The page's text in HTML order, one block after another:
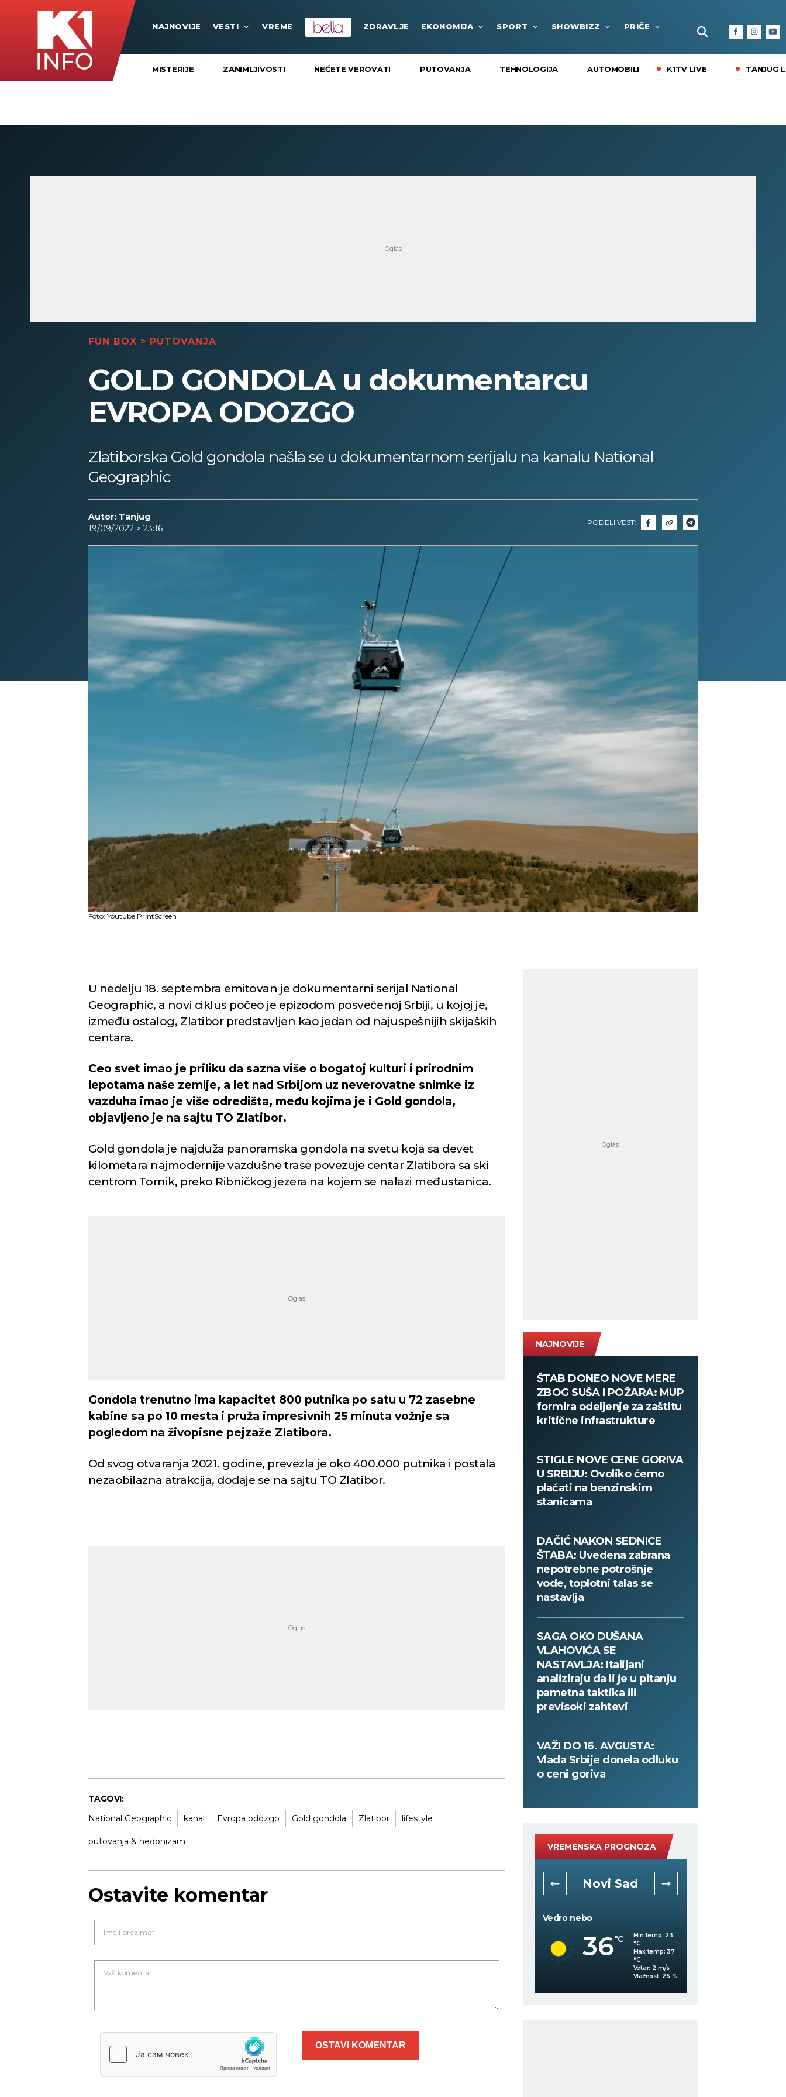
NAJNOVIJE VESTI VREME ZDRAVLJE EKONOMIJA SPORT SHOWBIZZ PRIČE FUN BOX KULTURA I
MISTERIJE ZANIMLJIVOSTI NEĆETE VEROVATI PUTOVANJA TEHNOLOGIJA AUTOMOBILI K1TV LIVE TANJUG
FUN BOX > PUTOVANJA
GOLD GONDOLA u dokumentarcu
EVROPA ODOZGO
Zlatiborska Gold gondola našla se u dokumentarnom serijalu na kanalu National
Geographic
Autor: Tanjug
19/09/2022 > 23:16
PODELI VEST:
Foto: Youtube PrintScreen
U nedelju 18. septembra emitovan je dokumentarni serijal National
Geographic, a novi ciklus počeo je epizodom posvećenoj Srbiji, u kojoj je,
između ostalog, Zlatibor predstavljen kao jedan od najuspešnijih skijaških
centara.
Ceo svet imao je priliku da sazna više o bogatoj kulturi i prirodnim
lepotama naše zemlje, a let nad Srbijom uz neverovatne snimke iz
vazduha imao je više odredišta, među kojima je i Gold gondola,
objavljeno je na sajtu TO Zlatibor.
Gold gondola je najduža panoramska gondola na svetu koja sa devet
kilometara najmodernije vazdušne trase povezuje centar Zlatibora sa ski
centrom Tornik, preko Ribničkog jezera na kojem se nalazi međustanica.
Gondola trenutno ima kapacitet 800 putnika po satu u 72 zasebne
kabine sa po 10 mesta i pruža impresivnih 25 minuta vožnje sa
pogledom na živopisne pejzaže Zlatibora.
Od svog otvaranja 2021. godine, prevezla je oko 400.000 putnika i postala
nezaobilazna atrakcija, dodaje se na sajtu TO Zlatibor.
TAGOVI:
National Geographic
kanal Evropa odozgo Gold gondola Zlatibor lifestyle
putovanja & hedonizam
Ostavite komentar
OSTAVI KOMENTAR
NAJNOVIJE
ŠTAB DONEO NOVE MERE
ZBOG SUŠA I POŽARA: MUP
formira odeljenje za zaštitu
kritične infrastrukture
STIGLE NOVE CENE GORIVA
U SRBIJU: Ovoliko ćemo
plaćati na benzinskim
stanicama
DAČIĆ NAKON SEDNICE
ŠTABA: Uvedena zabrana
nepotrebne potrošnje
vode, toplotni talas se
nastavlja
SAGA OKO DUŠANA
VLAHOVIĆA SE
NASTAVLJA: Italijani
analiziraju da li je u pitanju
pametna taktika ili
previsoki zahtevi
VAŽI DO 16. AVGUSTA:
Vlada Srbije donela odluku
o ceni goriva
VREMENSKA PROGNOZA
Novi Sad
Vedro nebo
36
°C
°C
Mestimično oblačno
35°C
°C
°C
Vedro nebo
35
°C
°C
Novi Sad
Vedro nebo
36°C Min temp: 23
°C
Max temp: 37
°C
Vetar: 2 m/s
Vlažnost: 26 %